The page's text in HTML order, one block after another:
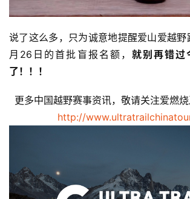
说了这么多，只为诚意地提醒爱山爱越
月26日的首批盲报名额， 就别再错过
了！！！
更多中国越野赛事资讯，敬请关注爱燃烧
http://